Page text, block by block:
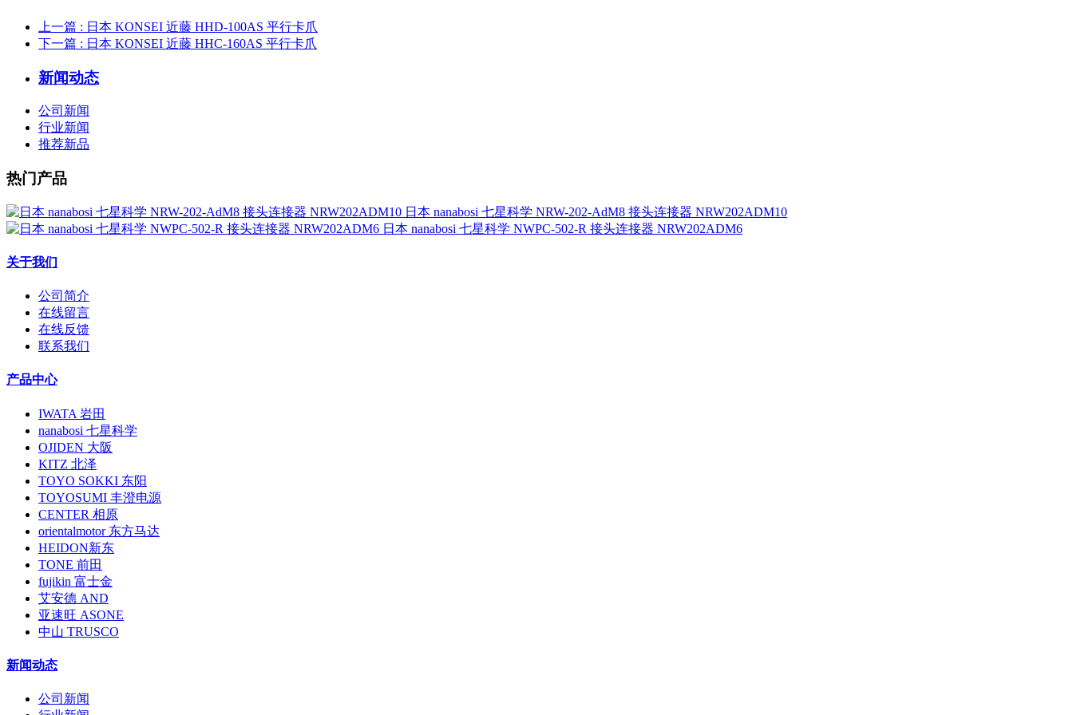
上一篇 : 日本 KONSEI 近藤 HHD-100AS 平行卡爪
下一篇 : 日本 KONSEI 近藤 HHC-160AS 平行卡爪
新闻动态
公司新闻
行业新闻
推荐新品
热门产品
日本 nanabosi 七星科学 NRW-202-AdM8 接头连接器 NRW202ADM10
日本 nanabosi 七星科学 NWPC-502-R 接头连接器 NRW202ADM6
关于我们
公司简介
在线留言
在线反馈
联系我们
产品中心
IWATA 岩田
nanabosi 七星科学
OJIDEN 大阪
KITZ 北泽
TOYO SOKKI 东阳
TOYOSUMI 丰澄电源
CENTER 相原
orientalmotor 东方马达
HEIDON新东
TONE 前田
fujikin 富士金
艾安德 AND
亚速旺 ASONE
中山 TRUSCO
新闻动态
公司新闻